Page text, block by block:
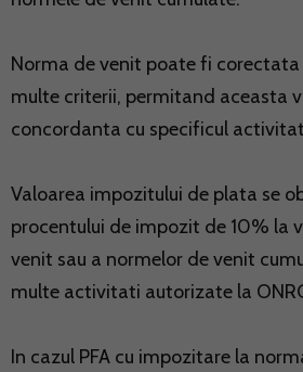
Norma de venit poate fi
multe criterii, permitand aceasta
concordanta cu specificul
Valoarea impozitului de plata se
procentului de impozit de 10% la
venit sau a normelor de venit
multe activitati autorizate la
In cazul PFA cu impozitare la